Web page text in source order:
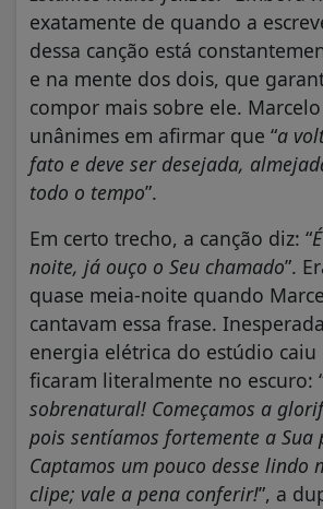
exatamente de quando a
dessa canção está
e na mente dos dois, que
compor mais sobre ele.
unânimes em afirmar que “a
fato e deve ser desejada,
todo o tempo”.
Em certo trecho, a canção diz: “
noite, já ouço o Seu chamado”.
quase meia-noite quando
cantavam essa frase.
energia elétrica do estúdio caiu
ficaram literalmente no escuro:
sobrenatural! Começamos a
pois sentíamos fortemente a Sua
Captamos um pouco desse lindo
clipe; vale a pena conferir!”, a